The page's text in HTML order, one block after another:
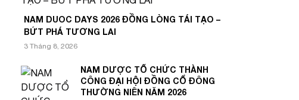
NAM DUOC DAYS 2026 ĐỒNG LÒNG TÁI TẠO –
BỨT PHÁ TƯƠNG LAI
3 Tháng 8, 2026
NAM DƯỢC TỔ CHỨC THÀNH
CÔNG ĐẠI HỘI ĐỒNG CỔ ĐÔNG
THƯỜNG NIÊN NĂM 2026